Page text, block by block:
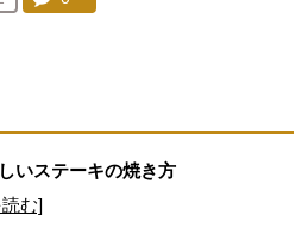
が登録
いステーキの焼き方
む]